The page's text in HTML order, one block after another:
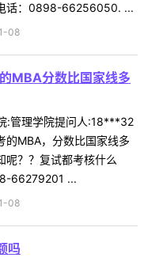
话：0898-66256050. ...
08
MBA分数比国家线多
:管理学院提问人:18***32
MBA，分数比国家线多
呢？？复试都考核什么
66279201 ...
08
吗